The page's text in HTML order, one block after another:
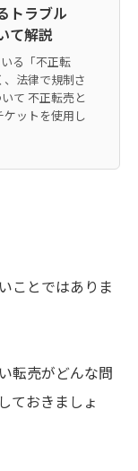
トラブル
て解説
る「不正転
法律で規制さ
て 不正転売と
ケットを使用し
ことではありま
転売がどんな問
ておきましょ